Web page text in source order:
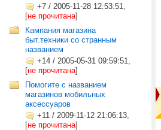
+7 / 2005-11-28 12:53:51,
[не прочитана]
Кампания магазина
быт.техники со странным
названием
+14 / 2005-05-31 09:59:51,
[не прочитана]
Помогите с названием
магазинов мобильных
аксессуаров
+11 / 2009-11-12 21:06:13,
[не прочитана]